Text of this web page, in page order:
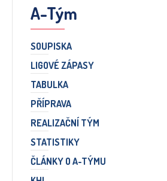
A-Tým
SOUPISKA
LIGOVÉ ZÁPASY
TABULKA
PŘÍPRAVA
REALIZAČNÍ TÝM
STATISTIKY
ČLÁNKY O A-TÝMU